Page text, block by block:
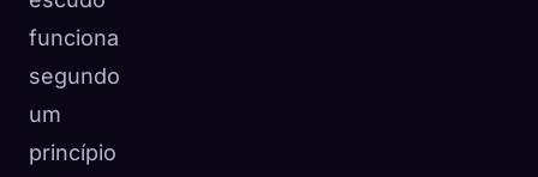
funciona
segundo
um
princípio